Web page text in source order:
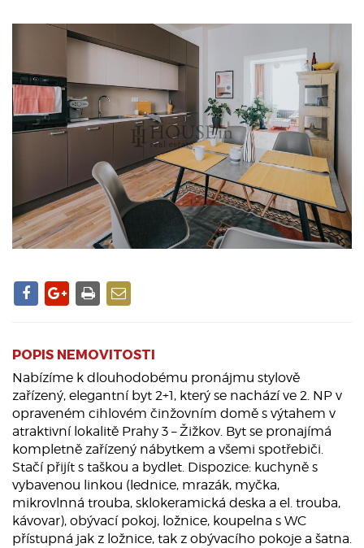
POPIS NEMOVITOSTI
Nabízíme k dlouhodobému pronájmu stylově
zařízený, elegantní byt 2+1, který se nachází ve 2. NP v
opraveném cihlovém činžovním domě s výtahem v
atraktivní lokalitě Prahy 3 – Žižkov. Byt se pronajímá
kompletně zařízený nábytkem a všemi spotřebiči.
Stačí přijít s taškou a bydlet. Dispozice: kuchyně s
vybavenou linkou (lednice, mrazák, myčka,
mikrovlnná trouba, sklokeramická deska a el. trouba,
kávovar), obývací pokoj, ložnice, koupelna s WC
přístupná jak z ložnice, tak z obývacího pokoje a šatna.